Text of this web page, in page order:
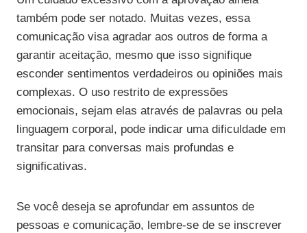
também pode ser notado. Muitas vezes, essa
comunicação visa agradar aos outros de forma a
garantir aceitação, mesmo que isso signifique
esconder sentimentos verdadeiros ou opiniões mais
complexas. O uso restrito de expressões
emocionais, sejam elas através de palavras ou pela
linguagem corporal, pode indicar uma dificuldade em
transitar para conversas mais profundas e
significativas.
Se você deseja se aprofundar em assuntos de
pessoas e comunicação, lembre-se de se inscrever